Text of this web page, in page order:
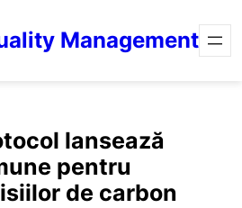
Management
lansează
pentru
de carbon